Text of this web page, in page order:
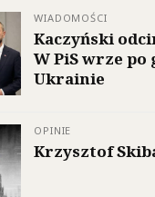
WIADOMOŚCI
Kaczyński
W PiS wrze po
Ukrainie
OPINIE
Krzysztof